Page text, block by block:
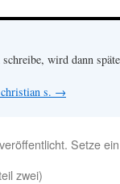
wird dann
s. →
veröffentlicht. Setze
zwei)